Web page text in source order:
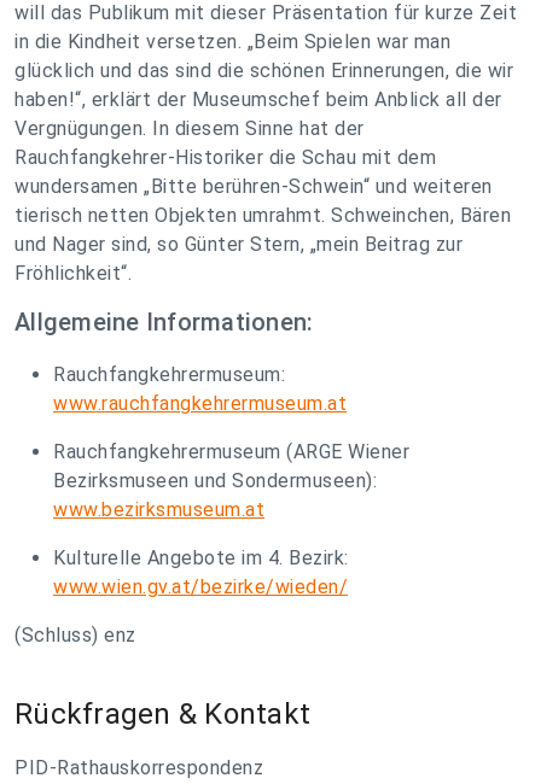
will das Publikum mit dieser Präsentation für kurze Zeit
in die Kindheit versetzen. „Beim Spielen war man
glücklich und das sind die schönen Erinnerungen, die wir
haben!“, erklärt der Museumschef beim Anblick all der
Vergnügungen. In diesem Sinne hat der
Rauchfangkehrer-Historiker die Schau mit dem
wundersamen „Bitte berühren-Schwein“ und weiteren
tierisch netten Objekten umrahmt. Schweinchen, Bären
und Nager sind, so Günter Stern, „mein Beitrag zur
Fröhlichkeit“.
Allgemeine Informationen:
Rauchfangkehrermuseum:
www.rauchfangkehrermuseum.at
Rauchfangkehrermuseum (ARGE Wiener
Bezirksmuseen und Sondermuseen):
www.bezirksmuseum.at
Kulturelle Angebote im 4. Bezirk:
www.wien.gv.at/bezirke/wieden/
(Schluss) enz
Rückfragen & Kontakt
PID-Rathauskorrespondenz